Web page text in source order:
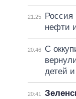
21:25
нефти
20:46
С
детей
20:41